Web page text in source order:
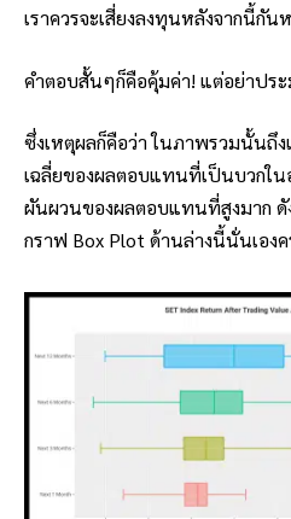
เราควรจะเสี่ยงลงทุนหลังจากนี้กัน
คำตอบสั้นๆก็คือคุ้มค่า! แต่อย่าปร
ซึ่งเหตุผลก็คือว่า ในภาพรวมนั้นถึ
เฉลี่ยของผลตอบแทนที่เป็นบวกใ
ผันผวนของผลตอบแทนที่สูงมาก ดัง
กราฟ Box Plot ด้านล่างนี้นั่นเอง